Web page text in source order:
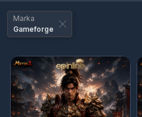
Marka
Gameforge